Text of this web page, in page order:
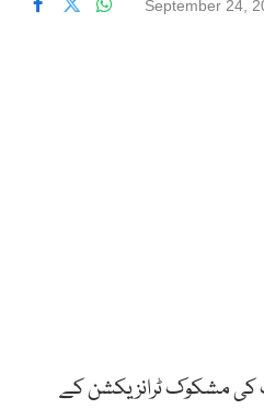
September 24,
کی مشکوک ٹرانزیکشن کے